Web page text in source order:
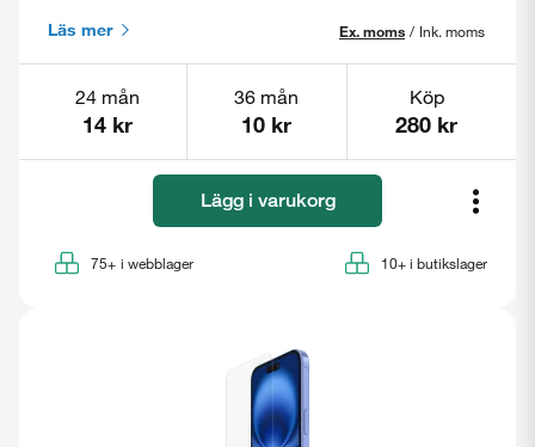
Läs mer Ex. moms / Ink. moms
24 mån
14 kr
36 mån
10 kr
Köp
280 kr
Lägg i varukorg
75+ i webblager 10+ i butikslager